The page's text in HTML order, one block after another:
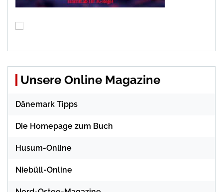
Unsere Online Magazine
Dänemark Tipps
Die Homepage zum Buch
Husum-Online
Niebüll-Online